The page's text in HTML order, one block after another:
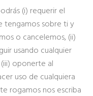
(i) requerir el
tengamos sobre ti y
o cancelemos, (ii)
usando cualquier
oponerte al
uso de cualquiera
rogamos nos escriba